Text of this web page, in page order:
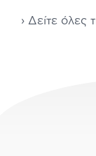
› Δείτε όλες